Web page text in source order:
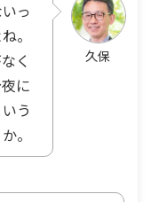
久保
っ
。
く
に
う
。